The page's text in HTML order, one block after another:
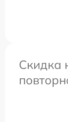
Скидка